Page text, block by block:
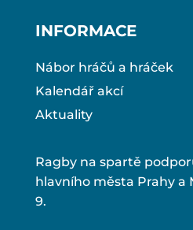
INFORMACE
Nábor hráčů a hráček
Kalendář akcí
Aktuality
Ragby na spartě
hlavního města Prahy a
9.